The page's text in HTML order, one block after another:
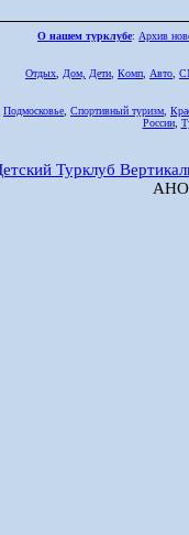
О нашем турклубе: Архив
Отдых Дом, Дети Комп Авто
Подмосковье Спортивный туризм
России,
Турклуб
АНО